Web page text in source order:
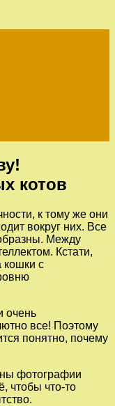
котов
к тому же они
вокруг них. Все
Между
Кстати,
кошки с
очень
все! Поэтому
понятно, почему
фотографии
чтобы что-то